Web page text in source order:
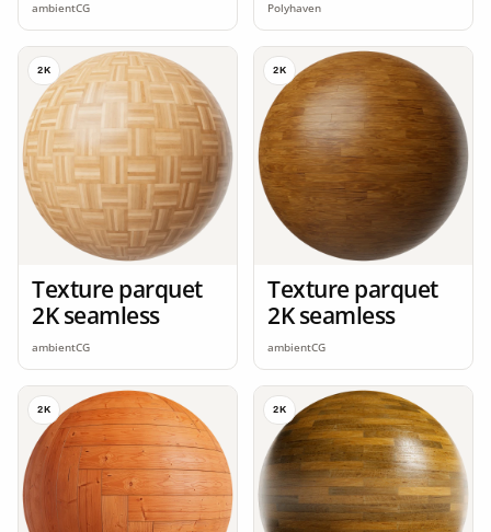
ambientCG Polyhaven
2K
Texture parquet
2K seamless
ambientCG
2K
Texture parquet
2K seamless
ambientCG
2K 2K